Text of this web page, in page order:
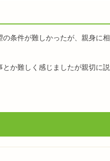
の条件が難しかったが、親身に相
か難しく感じましたが親切に説